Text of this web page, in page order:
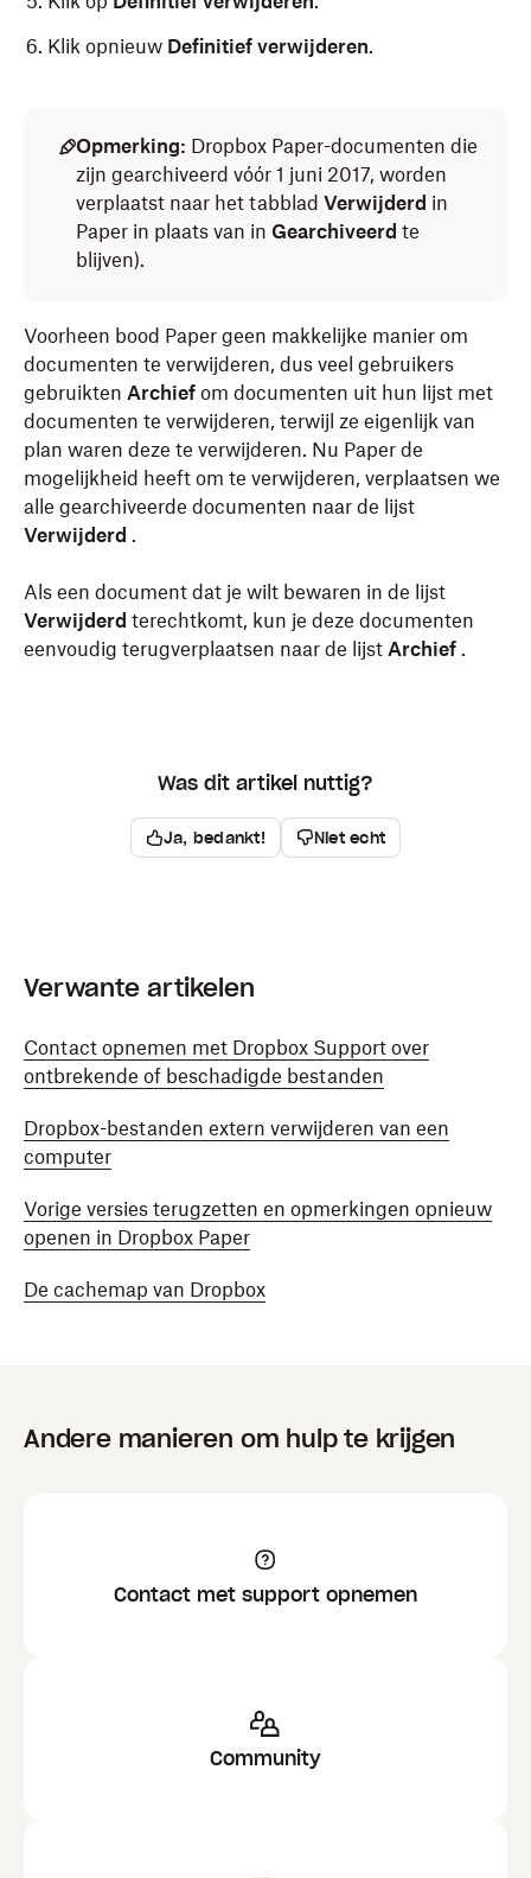
Klik opnieuw Definitief verwijderen.
Opmerking: Dropbox Paper-documenten die
zijn gearchiveerd vóór 1 juni 2017, worden
verplaatst naar het tabblad Verwijderd in
Paper in plaats van in Gearchiveerd te
blijven).
Voorheen bood Paper geen makkelijke manier om
documenten te verwijderen, dus veel gebruikers
gebruikten Archief om documenten uit hun lijst met
documenten te verwijderen, terwijl ze eigenlijk van
plan waren deze te verwijderen. Nu Paper de
mogelijkheid heeft om te verwijderen, verplaatsen we
alle gearchiveerde documenten naar de lijst
Verwijderd .
Als een document dat je wilt bewaren in de lijst
Verwijderd terechtkomt, kun je deze documenten
eenvoudig terugverplaatsen naar de lijst Archief .
Was dit artikel nuttig?
Ja, bedankt! Niet echt
Verwante artikelen
Contact opnemen met Dropbox Support over
ontbrekende of beschadigde bestanden
Dropbox-bestanden extern verwijderen van een
computer
Vorige versies terugzetten en opmerkingen opnieuw
openen in Dropbox Paper
De cachemap van Dropbox
Andere manieren om hulp te krijgen
Contact met support opnemen
Community